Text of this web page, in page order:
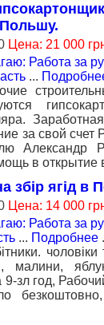
Цена: 21 000
Работа за
...
за свой счет
Александр
в открытие
збір ягід в
Цена: 14 000
Работа за
... Подробнее
чоловіки
малини,
9-зл год,